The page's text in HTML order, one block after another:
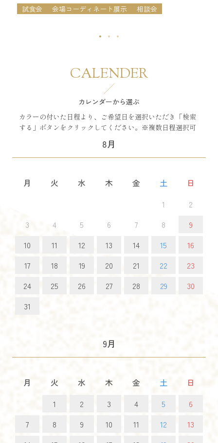
試食会 会場コーディネート展示 相談会
CALENDER
カレンダーから選ぶ
カラーの付いた日程より、ご希望日を選択いただき「検索
する」ボタンをクリックしてください。※複数日程選択可
8月
月 火 水 木 金 土
日
1
2
3
4 5 6 7 8
9
10
11 12 13 14 15
16
17
18 19 20 21 22
23
24
25 26 27 28 29
30
31
9月
月 火 水 木 金 土
日
1
2 3 4 5
6
7
8 9 10 11 12
13